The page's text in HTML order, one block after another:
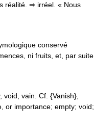
réalité. ⇒ irréel. « Nous
conservé
ni fruits, et, par suite,
vain. Cf. {Vanish},
or importance; empty; void;